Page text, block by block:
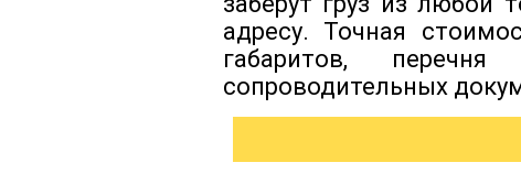
адресу. Точная
габаритов,
сопроводительных